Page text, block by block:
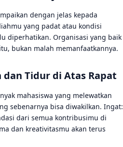
dengan jelas kepada
yang padat atau kondisi
diperhatikan. Organisasi yang baik
bukan malah memanfaatkannya.
Tidur di Atas Rapat
mahasiswa yang melewatkan
sebenarnya bisa diwakilkan. Ingat:
dari semua kontribusimu di
dan kreativitasmu akan terus